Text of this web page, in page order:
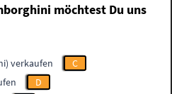
möchtest Du uns
verkaufen
C
D